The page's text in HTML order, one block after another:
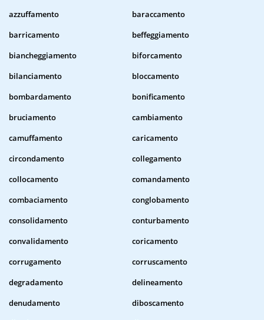
azzuffamento
baraccamento
barricamento
beffeggiamento
biancheggiamento
biforcamento
bilanciamento
bloccamento
bombardamento
bonificamento
bruciamento
cambiamento
camuffamento
caricamento
circondamento
collegamento
collocamento
comandamento
combaciamento
conglobamento
consolidamento
conturbamento
convalidamento
coricamento
corrugamento
corruscamento
degradamento
delineamento
denudamento
diboscamento